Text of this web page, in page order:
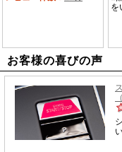
お客様の喜びの声